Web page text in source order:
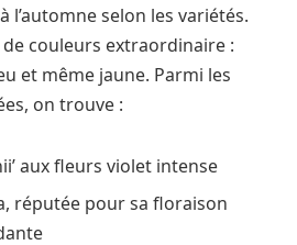
l’automne selon les variétés.
couleurs extraordinaire :
et même jaune. Parmi les
on trouve :
aux fleurs violet intense
réputée pour sa floraison